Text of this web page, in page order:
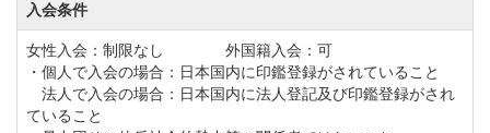
入会条件
女性入会：制限なし 外国籍入会：可
・個人で入会の場合：日本国内に印鑑登録がされていること
法人で入会の場合：日本国内に法人登記及び印鑑登録がされ
ていること